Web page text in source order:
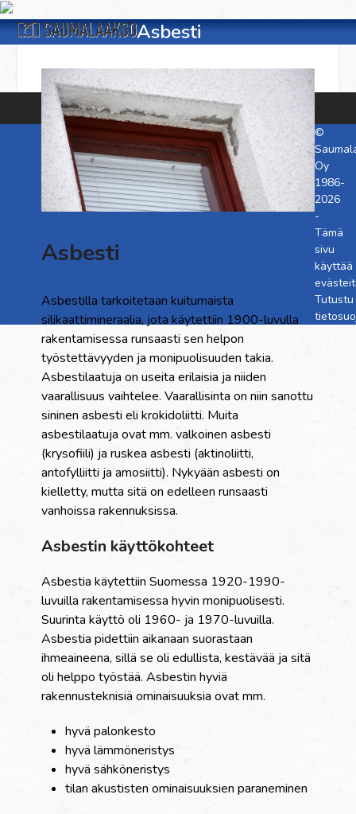
Skip
to
content
Open
menu
Close
menu
Asbesti
Asbesti
Asbestilla tarkoitetaan kuitumaista
silikaattimineraalia, jota käytettiin 1900-luvulla
rakentamisessa runsaasti sen helpon
työstettävyyden ja monipuolisuuden takia.
Asbestilaatuja on useita erilaisia ja niiden
vaarallisuus vaihtelee. Vaarallisinta on niin sanottu
sininen asbesti eli krokidoliitti. Muita
asbestilaatuja ovat mm. valkoinen asbesti
(krysofiili) ja ruskea asbesti (aktinoliitti,
antofylliitti ja amosiitti). Nykyään asbesti on
kielletty, mutta sitä on edelleen runsaasti
vanhoissa rakennuksissa.
Asbestin käyttökohteet
Asbestia käytettiin Suomessa 1920-1990-
luvuilla rakentamisessa hyvin monipuolisesti.
Suurinta käyttö oli 1960- ja 1970-luvuilla.
Asbestia pidettiin aikanaan suorastaan
ihmeaineena, sillä se oli edullista, kestävää ja sitä
oli helppo työstää. Asbestin hyviä
rakennusteknisiä ominaisuuksia ovat mm.
hyvä palonkesto
hyvä lämmöneristys
hyvä sähköneristys
tilan akustisten ominaisuuksien paraneminen
©
Oy
1986-
2026
-
Tämä
sivu
käyttää
Tutustu